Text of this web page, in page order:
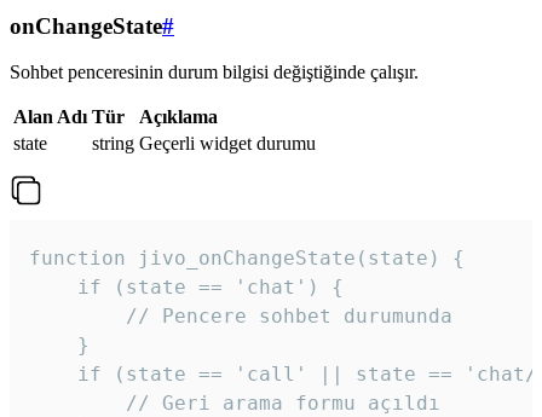
onChangeState#
Sohbet penceresinin durum bilgisi değiştiğinde çalışır.
Alan Adı Tür
Açıklama
state
string Geçerli widget durumu
function jivo_onChangeState(state) {
    if (state == 'chat') {
        // Pencere sohbet durumunda
    }
if (state == 'call' || state ==
        // Geri arama formu açıldı